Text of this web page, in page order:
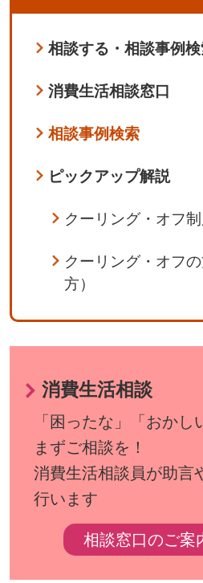
相談する・相談事例
消費生活相談窓口
相談事例検索
ピックアップ解説
クーリング・オフ
クーリング・オフ
方）
消費生活相談
「困ったな」「おかし
まずご相談を！
消費生活相談員が助言
行います
相談窓口のご案